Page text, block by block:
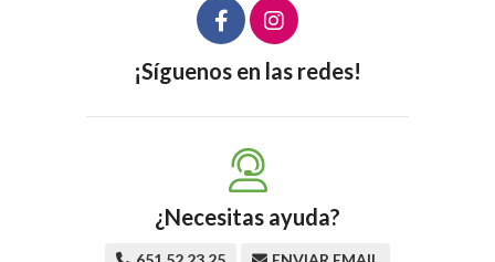
¡Síguenos en las redes!
¿Necesitas ayuda?